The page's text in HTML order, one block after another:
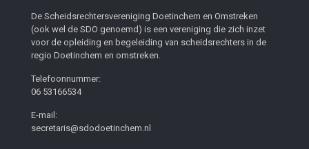
De Scheidsrechtersvereniging Doetinchem en Omstreken
(ook wel de SDO genoemd) is een vereniging die zich inzet
voor de opleiding en begeleiding van scheidsrechters in de
regio Doetinchem en omstreken.
Telefoonnummer:
06 53166534
E-mail:
secretaris@sdodoetinchem.nl